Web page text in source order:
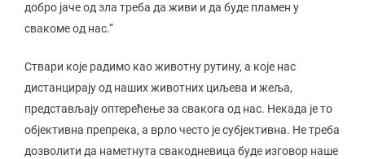
добро јаче од зла треба да живи и да буде пламен у
свакоме од нас.“
Ствари које радимо као животну рутину, а које нас
дистанцирају од наших животних циљева и жеља,
представљају оптерећење за свакога од нас. Некада је то
објективна препрека, а врло често је субјективна. Не треба
дозволити да наметнута свакодневица буде изговор наше